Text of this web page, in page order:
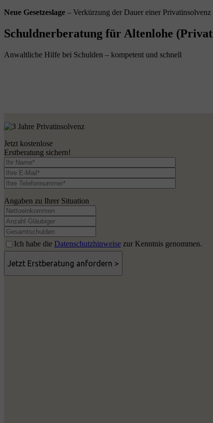
Neue Gesetzeslage – Verkürzung der Dauer einer
Schuldnerberatung für Altenlohe
Anwaltliche Hilfe bei Schulden – kompetent und schnell
Jetzt kostenlose
Erstberatung sichern!
Angaben zu Ihrer Situation
Ich habe die Datenschutzhinweise zur Kenntnis genommen.